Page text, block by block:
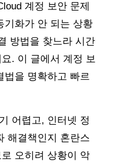
계정 보안 문제
기화가 안 되는 상황
방법을 찾느라 시간
. 이 글에서 계정 보
법을 명확하고 빠르
어렵고, 인터넷 정
해결책인지 혼란스
오히려 상황이 악